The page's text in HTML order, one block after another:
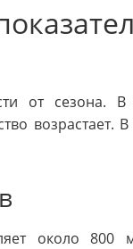
от сезона.
возрастает.
около